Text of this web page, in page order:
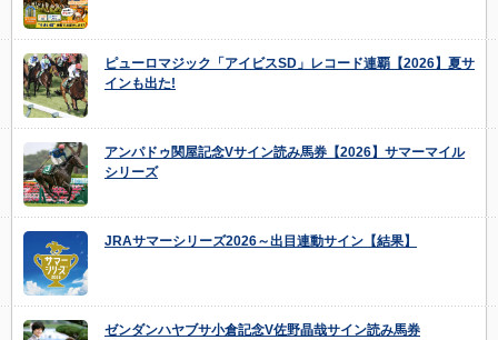
ピューロマジック「アイビスSD」レコード連覇【2026】夏サ
インも出た!
アンパドゥ関屋記念Vサイン読み馬券【2026】サマーマイル
シリーズ
JRAサマーシリーズ2026～出目連動サイン【結果】
ゼンダンハヤブサ小倉記念V佐野晶哉サイン読み馬券